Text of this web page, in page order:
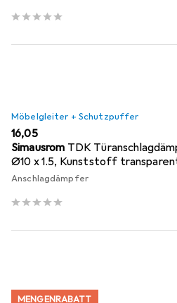
Möbelgleiter + Schutzpuffer
EUR
16,05
Simausrom TDK
Ø10 x 1.5, Kunststoff
Anschlagdämpfer
MENGENRABATT